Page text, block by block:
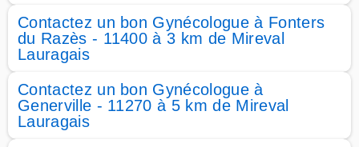
Contactez un bon Gynécologue à Fonters
du Razès - 11400 à 3 km de Mireval
Lauragais
Contactez un bon Gynécologue à
Generville - 11270 à 5 km de Mireval
Lauragais